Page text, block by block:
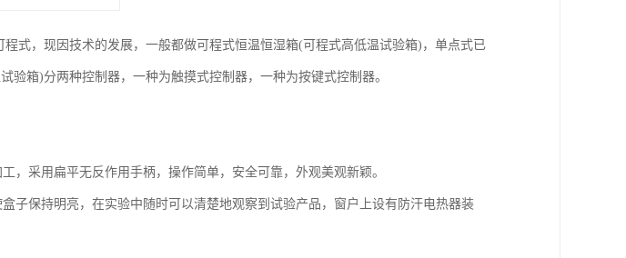
式，现因技术的发展，一般都做可程式恒温恒湿箱(可程式高低温试验箱)，单点式已
验箱)分两种控制器，一种为触摸式控制器，一种为按键式控制器。
，采用扁平无反作用手柄，操作简单，安全可靠，外观美观新颖。
子保持明亮，在实验中随时可以清楚地观察到试验产品，窗户上设有防汗电热器装